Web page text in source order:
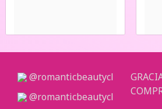
@romanticbeautycl
@romanticbeautycl